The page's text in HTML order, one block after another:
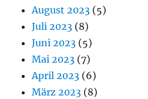
August 2023 (5)
Juli 2023 (8)
Juni 2023 (5)
Mai 2023 (7)
April 2023 (6)
März 2023 (8)